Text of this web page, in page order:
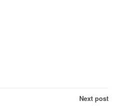
Next post